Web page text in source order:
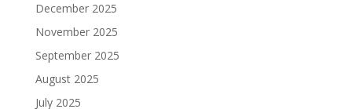
December 2025
November 2025
September 2025
August 2025
July 2025